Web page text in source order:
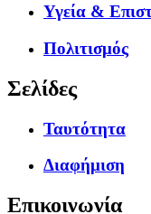
Υγεία &
Πολιτισμός
Σελίδες
Ταυτότητα
Διαφήμιση
Επικοινωνία